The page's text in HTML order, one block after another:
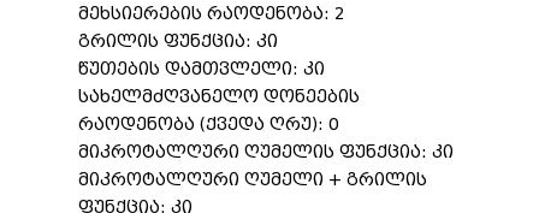
მეხსიერების რაოდენობა: 2
გრილის ფუნქცია: კი
წუთების დამთვლელი: კი
სახელმძღვანელო დონეების
რაოდენობა (ქვედა ღრუ): 0
მიკროტალღური ღუმელის ფუნქცია: კი
მიკროტალღური ღუმელი + გრილის
ფუნქცია: კი